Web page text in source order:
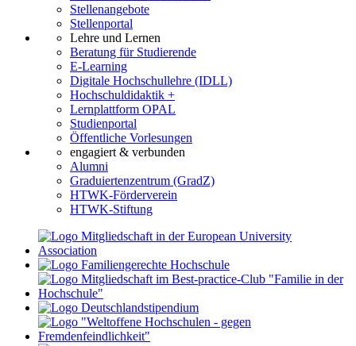
Stellenangebote
Stellenportal
Lehre und Lernen
Beratung für Studierende
E-Learning
Digitale Hochschullehre (IDLL)
Hochschuldidaktik +
Lernplattform OPAL
Studienportal
Öffentliche Vorlesungen
engagiert & verbunden
Alumni
Graduiertenzentrum (GradZ)
HTWK-Förderverein
HTWK-Stiftung